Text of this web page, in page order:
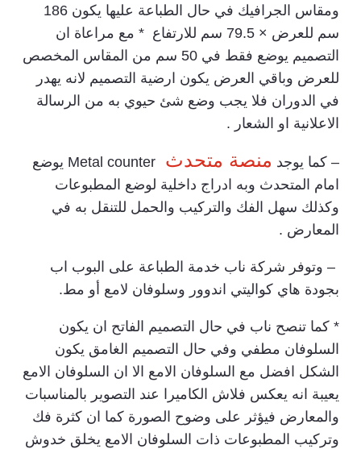
ومقاس الجرافيك في حال الطباعة عليها يكون 186
سم للعرض × 79.5 سم للارتفاع * مع مراعاة ان
التصميم يوضع فقط في 50 سم من المقاس المخصص
للعرض وباقي العرض يكون ارضية التصميم لانه يهدر
في الدوران فلا يجب وضع شئ حيوي به من الرسالة
الاعلانية او الشعار .
– كما يوجد منصة متحدث
Metal counter يوضع
امام المتحدث وبه ادراج داخلية لوضع المطبوعات
وكذلك سهل الفك والتركيب والحمل للتنقل به في
المعارض .
– وتوفر شركة ناب خدمة الطباعة على البوب اب
بجودة هاي كواليتي اندوور وسلوفان لامع أو مط.
* كما تنصح ناب في حال التصميم الفاتح ان يكون
السلوفان مطفي وفي حال التصميم الغامق يكون
الشكل افضل مع السلوفان الامع الا ان السلوفان الامع
يعيبة انه يعكس فلاش الكاميرا عند التصوير بالمناسبات
والمعارض فيؤثر على وضوح الصورة كما ان كثرة فك
وتركيب المطبوعات ذات السلوفان الامع يخلق خدوش